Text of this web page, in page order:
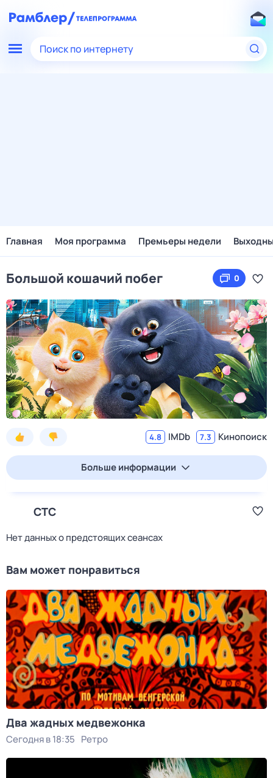
Поиск по интернету
Главная Моя программа Премьеры недели
Большой кошачий побег 0
4.8 IMDb 7.3 Кинопоиск
Больше информации
СТС
Нет данных о предстоящих сеансах
Вам может понравиться
Два жадных медвежонка
Сегодня в 18:35 Ретро